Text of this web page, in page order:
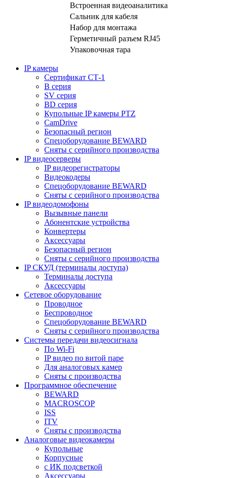
Встроенная видеоаналитика
Сальник для кабеля
Набор для монтажа
Герметичный разъем RJ45
Упаковочная тара
IP камеры
Сертификат СТ-1
B серия
SV серия
BD серия
Купольные IP камеры PTZ
CamDrive
Безопасный регион
Спецоборудование BEWARD
Сняты с серийного производства
IP видеосерверы
IP видеорегистраторы
Видеокодеры
Спецоборудование BEWARD
Сняты с серийного производства
IP видеодомофоны
Вызывные панели
Абонентские устройства
Конвертеры
Аксессуары
Безопасный регион
Сняты с серийного производства
IP СКУД (терминалы доступа)
Терминалы доступа
Аксессуары
Сетевое оборудование
Проводное
Беспроводное
Спецоборудование BEWARD
Сняты с серийного производства
Системы передачи видеосигнала
По Wi-Fi
IP видео по витой паре
Для аналоговых камер
Сняты с производства
Программное обеспечение
BEWARD
MACROSCOP
ISS
ITV
Сняты с производства
Аналоговые видеокамеры
Купольные
Корпусные
c ИК подсветкой
Аксессуары